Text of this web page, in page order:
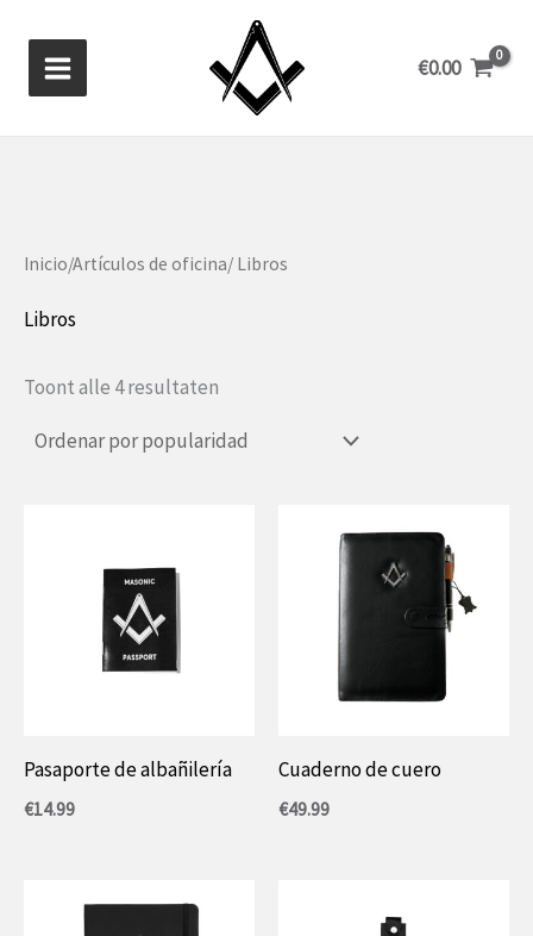
contenido
€0.00
Inicio/Artículos de oficina/ Libros
Libros
Toont alle 4 resultaten
populariteit
Pasaporte de albañilería
€14.99
Cuaderno de cuero
€49.99